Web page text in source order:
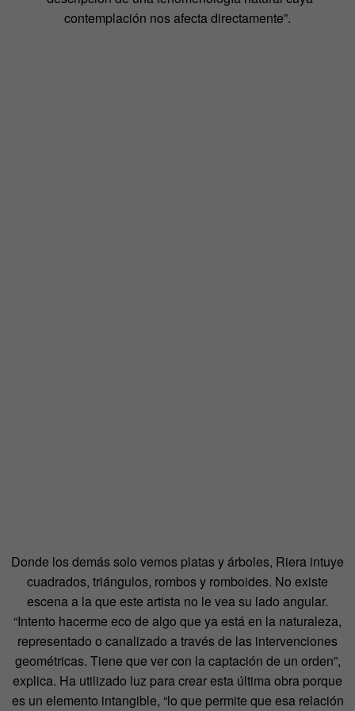
contemplación nos afecta directamente”.
Donde los demás solo vemos platas y árboles, Riera intuye
cuadrados, triángulos, rombos y romboides. No existe
escena a la que este artista no le vea su lado angular.
“Intento hacerme eco de algo que ya está en la naturaleza,
representado o canalizado a través de las intervenciones
geométricas. Tiene que ver con la captación de un orden”,
explica. Ha utilizado luz para crear esta última obra porque
es un elemento intangible, “lo que permite que esa relación